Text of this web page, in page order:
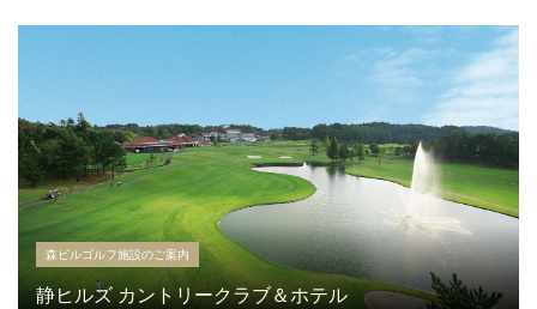
森ビルゴルフ施設のご案内
静ヒルズ カントリークラブ＆ホテル